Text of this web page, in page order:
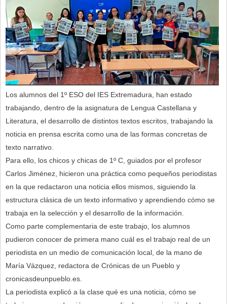
Los alumnos del 1º ESO del IES Extremadura, han estado
trabajando, dentro de la asignatura de Lengua Castellana y
Literatura, el desarrollo de distintos textos escritos, trabajando la
noticia en prensa escrita como una de las formas concretas de
texto narrativo.
Para ello, los chicos y chicas de 1º C, guiados por el profesor
Carlos Jiménez, hicieron una práctica como pequeños periodistas
en la que redactaron una noticia ellos mismos, siguiendo la
estructura clásica de un texto informativo y aprendiendo cómo se
trabaja en la selección y el desarrollo de la información.
Como parte complementaria de este trabajo, los alumnos
pudieron conocer de primera mano cuál es el trabajo real de un
periodista en un medio de comunicación local, de la mano de
María Vázquez, redactora de Crónicas de un Pueblo y
cronicasdeunpueblo.es.
La periodista explicó a la clase qué es una noticia, cómo se